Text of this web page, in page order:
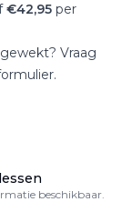
€42,95 per
Vraag
beschikbaar.